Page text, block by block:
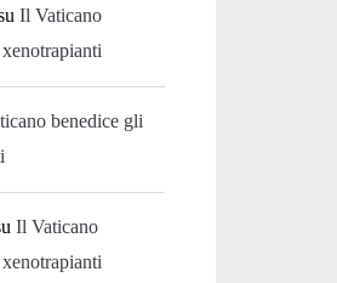
Il Vaticano
benedice gli
Il Vaticano